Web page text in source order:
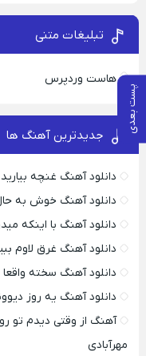
پست بعدی
تبلیغات متنی
هاست وردپرس
جدیدترین آهنگ ها
دانلود آهنگ غنچه
دانلود آهنگ خوش به
دانلود آهنگ با اینکه
دانلود آهنگ غرق لاوم
دانلود آهنگ سخته
دانلود آهنگ یه روز
آهنگ از وقتی دیدم تو
مهرآبادی